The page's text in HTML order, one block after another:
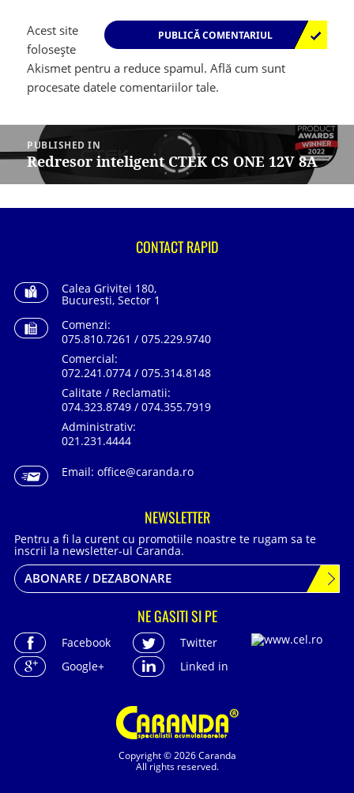
Acest site
folosește
Akismet pentru a reduce spamul.Află cum sunt
procesate datele comentariilor tale.
Navigare
articole
PUBLISHED IN
Redresor inteligent CTEK CS ONE 12V 8A
Copyright © 2026 Caranda
All rights reserved.
CONTACT RAPID
Calea Grivitei 180,
Bucuresti, Sector 1
Comenzi:
075.810.7261 / 075.229.9740
Comercial:
072.241.0774 / 075.314.8148
Calitate / Reclamatii:
074.323.8749 / 074.355.7919
Administrativ:
021.231.4444
Email: office@caranda.ro
NEWSLETTER
Pentru a fi la curent cu promotiile noastre te rugam sa te
inscrii la newsletter-ul Caranda.
ABONARE / DEZABONARE
NE GASITI SI PE
Facebook
Twitter
Google+
Linked in